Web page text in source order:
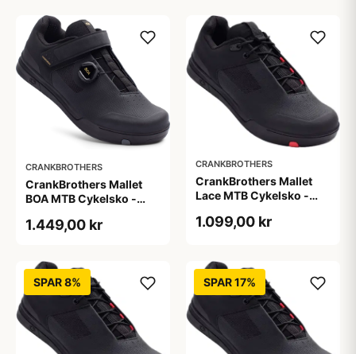
CRANKBROTHERS
CrankBrothers Mallet
BOA MTB Cykelsko -
1.449,00 kr
CRANKBROTHERS
CrankBrothers Mallet
Lace MTB Cykelsko -
1.099,00 kr
SPAR 8% SPAR 17%